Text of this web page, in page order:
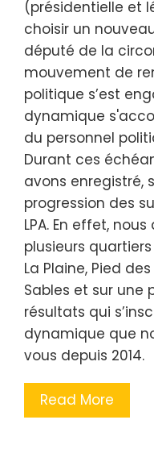
(présidentielle et
choisir un
député de la
mouvement de
politique s’est
dynamique
du personnel
Durant ces
avons enregistré,
progression des
LPA. En effet,
plusieurs
La Plaine, Pied
Sables et sur une
résultats qui
dynamique que
vous depuis 2014.
Read More